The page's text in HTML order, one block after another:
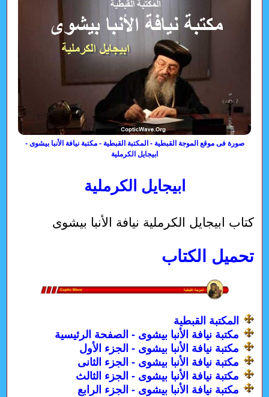
صورة فى موقع الموجة القبطية - المكتبة القبطية - مكتبة نيافة الأنبا بيشوى -
ابيجايل الكرملية
ابيجايل الكرملية
كتاب ابيجايل الكرملية نيافة الأنبا بيشوى
تحميل الكتاب
المكتبة القبطية
مكتبة نيافة الأنبا بيشوى - الصفحة الرئيسية
مكتبة نيافة الأنبا بيشوى - الجزء الأول
مكتبة نيافة الأنبا بيشوى - الجزء الثانى
مكتبة نيافة الأنبا بيشوى - الجزء الثالث
مكتبة نيافة الأنبا بيشوى - الجزء الرابع